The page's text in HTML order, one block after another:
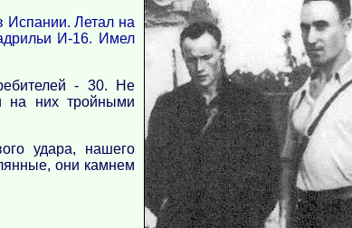
Испании. Летал на
И-16. Имел
- 30. Не
на них тройными
удара, нашего
они камнем